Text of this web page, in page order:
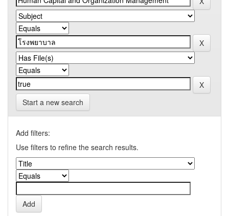
Start a new search
Add filters:
Use filters to refine the search results.